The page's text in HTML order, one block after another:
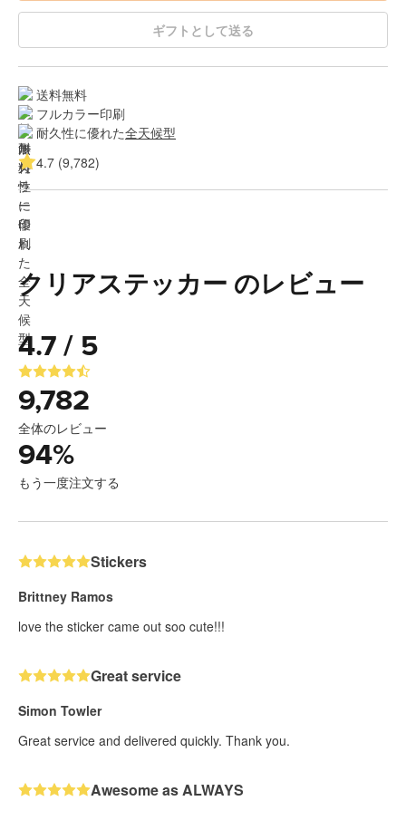
ギフトとして送る
送料無料
フルカラー印刷
耐久性に優れた全天候型
4.7 (9,782)
クリアステッカー のレビュー
4.7 / 5
9,782
全体のレビュー
94%
もう一度注文する
Stickers
Brittney Ramos
love the sticker came out soo cute!!!
Great service
Simon Towler
Great service and delivered quickly. Thank you.
Awesome as ALWAYS